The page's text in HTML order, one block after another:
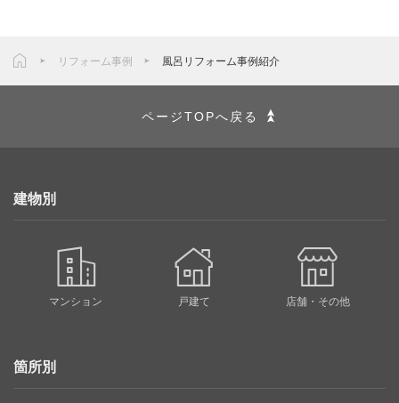
リフォーム事例 風呂リフォーム事例紹介
ページTOPへ戻る
建物別
マンション 戸建て 店舗・その他
箇所別